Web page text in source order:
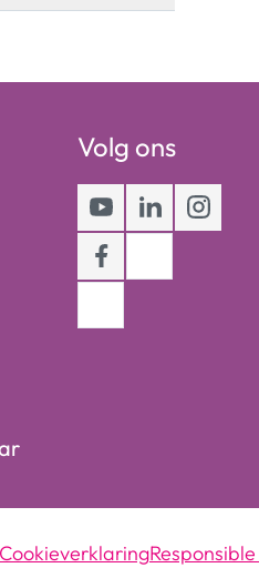
Volg ons
Youtube
LinkedIn
Facebook
Cookieverklaring